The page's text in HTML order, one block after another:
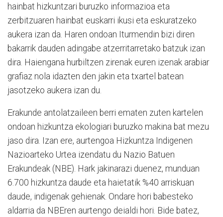
hainbat hizkuntzari buruzko informazioa eta
zerbitzuaren hainbat euskarri ikusi eta eskuratzeko
aukera izan da. Haren ondoan Iturmendin bizi diren
bakarrik dauden adingabe atzerritarretako batzuk izan
dira. Haiengana hurbiltzen zirenak euren izenak arabiar
grafiaz nola idazten den jakin eta txartel batean
jasotzeko aukera izan du.
Erakunde antolatzaileen berri ematen zuten kartelen
ondoan hizkuntza ekologiari buruzko makina bat mezu
jaso dira. Izan ere, aurtengoa Hizkuntza Indigenen
Nazioarteko Urtea izendatu du Nazio Batuen
Erakundeak (NBE). Hark jakinarazi duenez, munduan
6.700 hizkuntza daude eta haietatik %40 arriskuan
daude, indigenak gehienak. Ondare hori babesteko
aldarria da NBEren aurtengo deialdi hori. Bide batez,